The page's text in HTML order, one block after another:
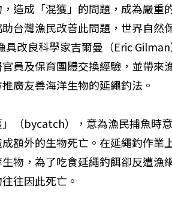
造成「混獲」的問題，成為嚴重
台灣漁民改善此問題，世界自然
具改良科學家吉爾曼（Eric
員及保育團體交換經驗，並帶來
廣友善海洋生物的延繩釣法。
（bycatch），意為漁民捕魚時
額外的生物死亡。在延繩釣作業
物，為了吃食延繩釣餌卻反遭
往因此死亡。